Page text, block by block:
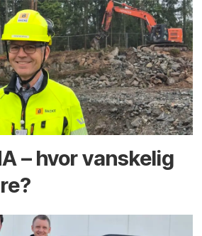
– hvor vanskelig